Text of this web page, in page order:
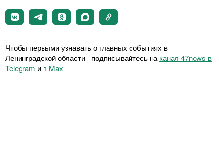
Чтобы первыми узнавать о главных событиях в
Ленинградской области - подписывайтесь на канал 47news в
Telegram и в Maх